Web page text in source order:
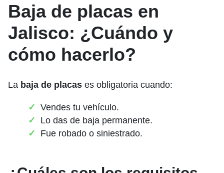
Baja de placas en
Jalisco: ¿Cuándo y
cómo hacerlo?
La baja de placas es obligatoria cuando:
Vendes tu vehículo.
Lo das de baja permanente.
Fue robado o siniestrado.